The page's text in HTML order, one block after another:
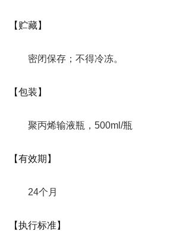
【贮藏】
密闭保存；不得冷冻。
【包装】
聚丙烯输液瓶，500ml/瓶
【有效期】
24个月
【执行标准】